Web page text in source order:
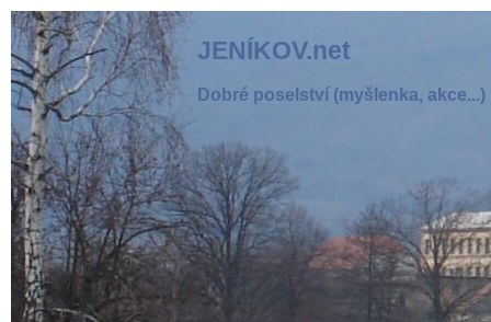
JENÍKOV.net
Dobré poselství (myšlenka,